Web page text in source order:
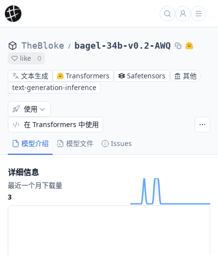
TheBloke / bagel-34b-v0.2-AWQ
like
0
文本生成
Transformers Safetensors
其他
text-generation-inference
模型介绍 模型文件 Issues
使用
在 Transformers 中使用
详细信息
最近一个月下载量
3